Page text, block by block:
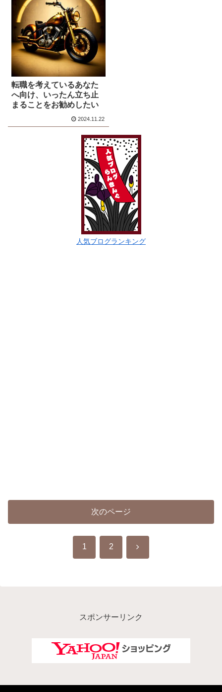
転職を考えているあなた
へ向け、いったん立ち止
まることをお勧めしたい
2024.11.22
人気ブログランキング
次のページ
1 2 次
スポンサーリンク